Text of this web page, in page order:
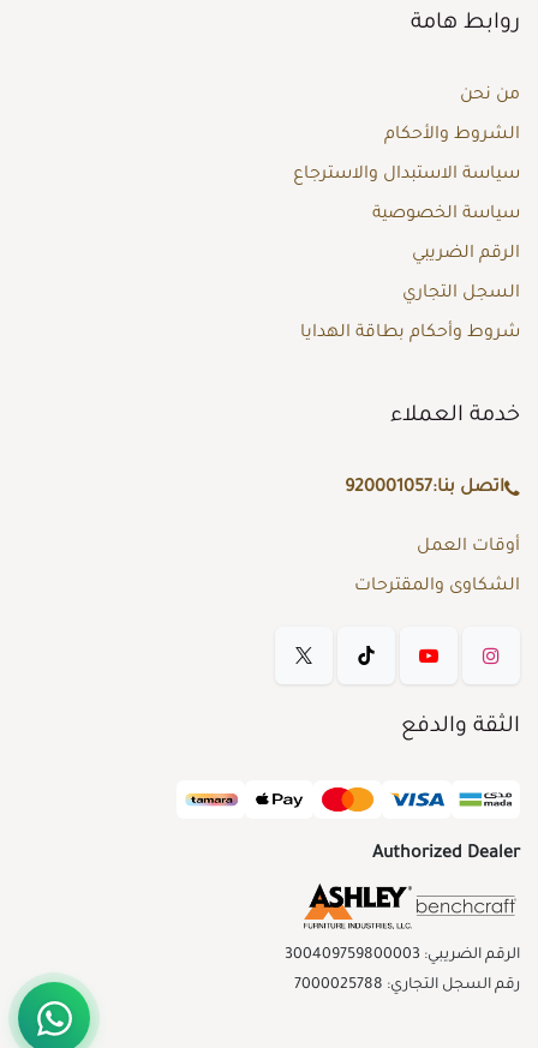
روابط هامة
من نحن
الشروط والأحكام
سياسة الاستبدال والاسترجاع
سياسة الخصوصية
الرقم الضريبي
السجل التجاري
شروط وأحكام بطاقة الهدايا
خدمة العملاء
اتصل بنا:920001057
أوقات العمل
الشكاوى والمقترحات
الثقة والدفع
Authorized Dealer
الرقم الضريبي: 300409759800003
رقم السجل التجاري: 7000025788